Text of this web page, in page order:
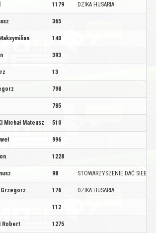
1179 DZIKA HUSARIA
365
140
393
13
798
785
Michał Mateusz 510
996
1228
98 STOWARZYSZENIE DAĆ SIEBIE
Grzegorz 176 DZIKA HUSARIA
112
Robert 1275